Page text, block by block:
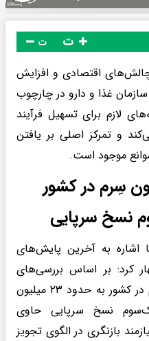
ت
اقتصادی و افزایش
غذا و دارو در چارچوب
لازم برای تسهیل فرآیند
و تمرکز اصلی بر یافتن
موجود است.
نسخ سرپایی
اشاره به آخرین پایش‌های
کرد: بر اساس بررسی‌های
صورت‌گرفته، مصرف ماهانه سرم در کشور به حدود ۲۳ میلیون
نسخ سرپایی حاوی
بازنگری در الگوی تجویز